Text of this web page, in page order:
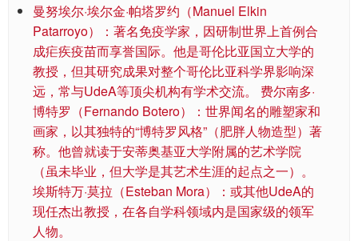
曼努埃尔·埃尔金·帕塔罗约（Manuel Elkin
Patarroyo）：著名免疫学家，因研制世界上首例合
成疟疾疫苗而享誉国际。他是哥伦比亚国立大学的
教授，但其研究成果对整个哥伦比亚科学界影响深
远，常与UdeA等顶尖机构有学术交流。 费尔南多·
博特罗（Fernando Botero）：世界闻名的雕塑家和
画家，以其独特的“博特罗风格”（肥胖人物造型）著
称。他曾就读于安蒂奥基亚大学附属的艺术学院
（虽未毕业，但大学是其艺术生涯的起点之一）。
埃斯特万·莫拉（Esteban Mora）：或其他UdeA的
现任杰出教授，在各自学科领域内是国家级的领军
人物。